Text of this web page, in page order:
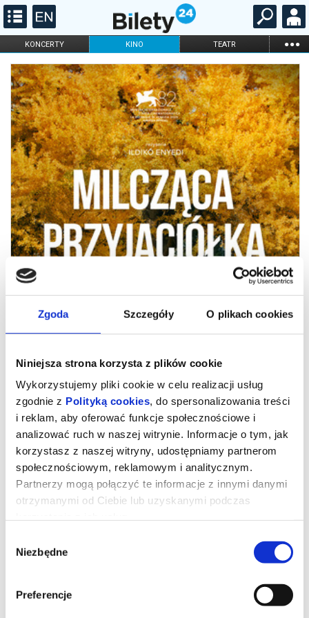
Zgoda Szczegóły O plikach cookies
Niniejsza strona korzysta z plików cookie
Wykorzystujemy pliki cookie w celu realizacji usług
zgodnie z Polityką cookies, do spersonalizowania treści
i reklam, aby oferować funkcje społecznościowe i
analizować ruch w naszej witrynie. Informacje o tym, jak
korzystasz z naszej witryny, udostępniamy partnerom
społecznościowym, reklamowym i analitycznym.
Partnerzy mogą połączyć te informacje z innymi danymi
otrzymanymi od Ciebie lub uzyskanymi podczas
zgody
Niezbędne
Preferencje
KONCERTY KINO TEATR ...
FILHARMONIA OPERA I BALET
STAND-UP
DLA DZIECI
ONLINE KARNETY
Filmoterapia z Inspirą: Milcząca
przyjaciółka
miłorząb japoński (gingko biloba), który na przestrzeni wieku staje
się niemym świadkiem i uczestnikiem historii trojga nieznajomych.
Zdeterminowana dziewczyna walczy o miejsce na wydziale